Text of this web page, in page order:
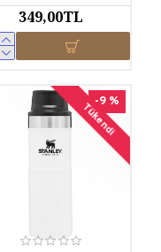
349,00TL
-9 %
Tükendi